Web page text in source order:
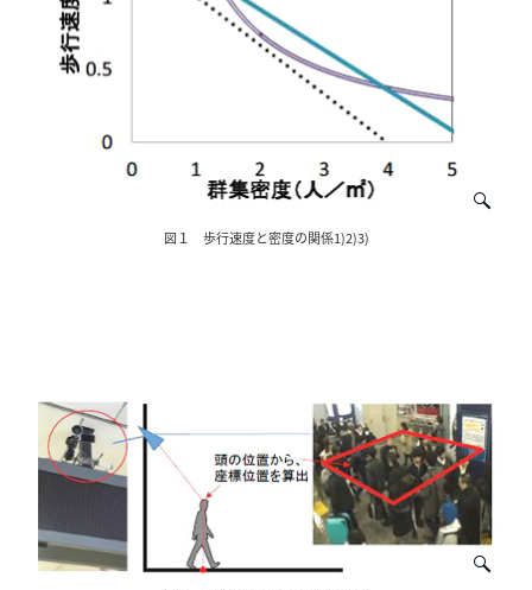
図１ 歩行速度と密度の関係1)2)3)